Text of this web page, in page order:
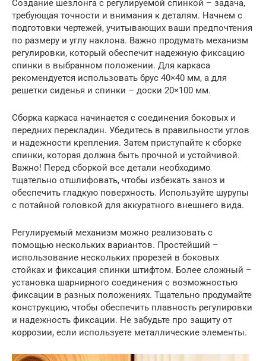
Создание шезлонга с регулируемой спинкой – задача,
требующая точности и внимания к деталям. Начнем с
подготовки чертежей, учитывающих ваши предпочтения
по размеру и углу наклона. Важно продумать механизм
регулировки, который обеспечит надежную фиксацию
спинки в выбранном положении. Для каркаса
рекомендуется использовать брус 40×40 мм, а для
решетки сиденья и спинки – доски 20×100 мм.
Сборка каркаса начинается с соединения боковых и
передних перекладин. Убедитесь в правильности углов
и надежности крепления. Затем приступайте к сборке
спинки, которая должна быть прочной и устойчивой.
Важно! Перед сборкой все детали необходимо
тщательно отшлифовать, чтобы избежать заноз и
обеспечить гладкую поверхность. Используйте шурупы
с потайной головкой для аккуратного внешнего вида.
Регулируемый механизм можно реализовать с
помощью нескольких вариантов. Простейший –
использование нескольких прорезей в боковых
стойках и фиксация спинки штифтом. Более сложный –
установка шарнирного соединения с возможностью
фиксации в разных положениях. Тщательно продумайте
конструкцию, чтобы обеспечить плавность регулировки
и надежность фиксации. Не забудьте про защиту от
коррозии, если используете металлические элементы.